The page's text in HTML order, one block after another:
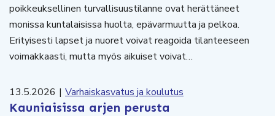
poikkeuksellinen turvallisuustilanne ovat herättäneet
monissa kuntalaisissa huolta, epävarmuutta ja pelkoa.
Erityisesti lapset ja nuoret voivat reagoida tilanteeseen
voimakkaasti, mutta myös aikuiset voivat…
13.5.2026 | Varhaiskasvatus ja koulutus
Kauniaisissa arjen perusta